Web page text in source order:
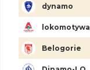
dynamo
lokomotywa
Belogorie